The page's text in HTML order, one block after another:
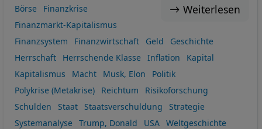
Weiterlesen
Börse
Finanzkrise
Finanzmarkt-Kapitalismus
Finanzsystem
Finanzwirtschaft Geld
Geschichte
Herrschaft
Herrschende Klasse Inflation
Kapital
Kapitalismus
Macht Musk, Elon
Politik
Polykrise (Metakrise)
Reichtum
Risikoforschung
Schulden
Staat Staatsverschuldung
Strategie
Systemanalyse
Trump, Donald USA
Weltgeschichte